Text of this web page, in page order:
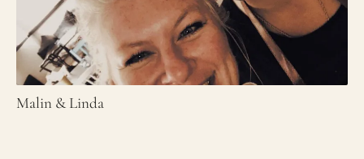
Malin & Linda